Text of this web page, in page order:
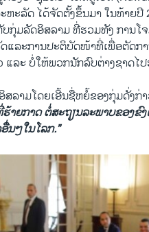
ຫະລັດ ໄດ້ຈັດຕັ້ງຂຶ້ນມາ ໃນທ້າຍປີ
ກຸ່ມລັດອິສລາມ ທີ່ຮວມທັງ ການໂ
ແລະການປະຕິບັດໜ້າທີ່ເພື່ອຕັດກາ
ແລະ ບໍ່ໃຫ້ພວກນັກລົບຕ່າງຊາດໄ
ສລາມໂດຍເອີ້ນຊື່ຫຍໍ້ຂອງກຸ່ມດັ່ງກ່
າຍກາດ ຕໍ່ສະຖຽນລະພາບຂອງຂົ
ນໆໃນໂລກ.”